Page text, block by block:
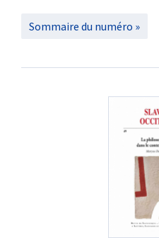
Sommaire du numéro